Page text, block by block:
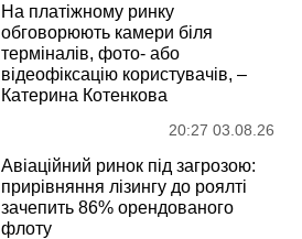
На платіжному ринку
обговорюють камери біля
терміналів, фото- або
відеофіксацію користувачів, –
Катерина Котенкова
20:27 03.08.26
Авіаційний ринок під загрозою:
прирівняння лізингу до роялті
зачепить 86% орендованого
флоту